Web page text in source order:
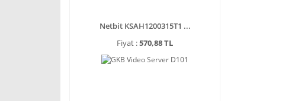
Netbit KSAH1200315T1 ...
Fiyat :570,88 TL